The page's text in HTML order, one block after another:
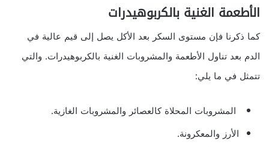
الأطعمة الغنية بالكربوهيدرات
كما ذكرنا فإن مستوى السكر بعد الأكل يصل إلى قيم عالية في
الدم بعد تناول الأطعمة والمشروبات الغنية بالكربوهيدرات. والتي
تتمثل في ما يلي:
المشروبات المحلاة كالعصائر والمشروبات الغازية.
الأرز والمعكرونة.